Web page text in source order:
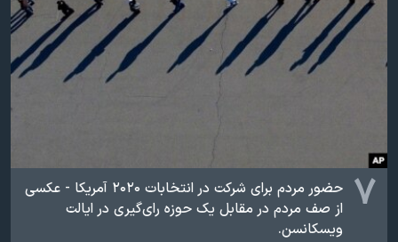
۷
حضور مردم برای شرکت در انتخابات ۲۰۲۰ آمریکا - عکسی
از صف مردم در مقابل یک حوزه رای‌گیری در ایالت
ویسکانسن.